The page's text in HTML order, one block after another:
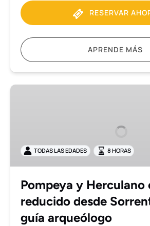
RESERVAR
APRENDE MÁS
Pompeya
reducido
desde
con
guía
arqueólogo
TODAS LAS EDADES 8 HORAS
Pompeya y Herculano
reducido desde
guía arqueólogo